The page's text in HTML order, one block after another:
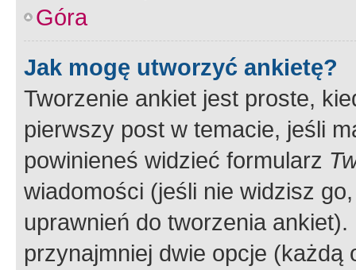
Góra
Jak mogę utworzyć ankietę?
Tworzenie ankiet jest proste,
pierwszy post w temacie, jeśli
powinieneś widzieć formularz
wiadomości (jeśli nie widzisz
uprawnień do tworzenia
przynajmniej dwie opcje